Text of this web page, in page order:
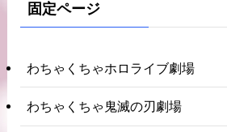
固定ページ
わちゃくちゃホロライブ劇場
わちゃくちゃ鬼滅の刃劇場